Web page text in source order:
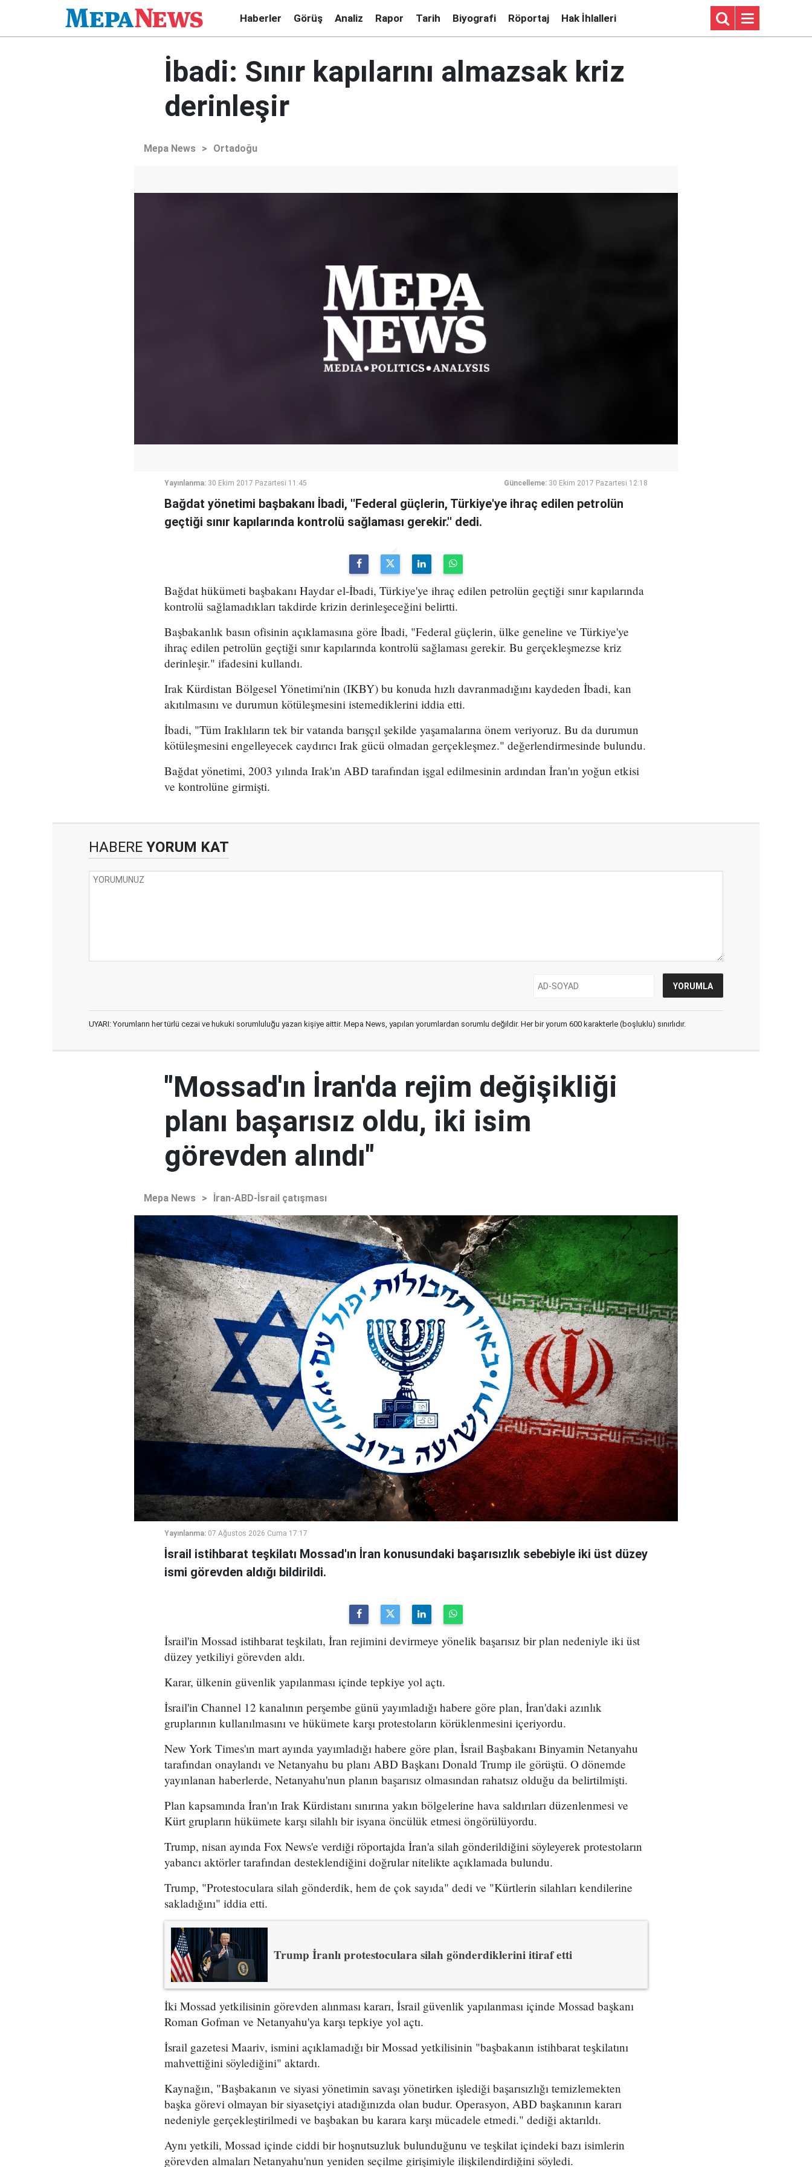
Haberler Görüş Analiz Rapor Tarih Biyografi Röportaj Hak İhlalleri
İbadi: Sınır kapılarını almazsak kriz
derinleşir
Mepa News > Ortadoğu
Yayınlanma: 30 Ekim 2017 Pazartesi 11:45 Güncelleme: 30 Ekim 2017 Pazartesi 12:18
Bağdat yönetimi başbakanı İbadi, ''Federal güçlerin, Türkiye'ye ihraç edilen petrolün
geçtiği sınır kapılarında kontrolü sağlaması gerekir.'' dedi.
Bağdat hükümeti başbakanı Haydar el-İbadi, Türkiye'ye ihraç edilen petrolün geçtiği sınır kapılarında
kontrolü sağlamadıkları takdirde krizin derinleşeceğini belirtti.
Başbakanlık basın ofisinin açıklamasına göre İbadi, "Federal güçlerin, ülke geneline ve Türkiye'ye
ihraç edilen petrolün geçtiği sınır kapılarında kontrolü sağlaması gerekir. Bu gerçekleşmezse kriz
derinleşir." ifadesini kullandı.
Irak Kürdistan Bölgesel Yönetimi'nin (IKBY) bu konuda hızlı davranmadığını kaydeden İbadi, kan
akıtılmasını ve durumun kötüleşmesini istemediklerini iddia etti.
İbadi, "Tüm Iraklıların tek bir vatanda barışçıl şekilde yaşamalarına önem veriyoruz. Bu da durumun
kötüleşmesini engelleyecek caydırıcı Irak gücü olmadan gerçekleşmez." değerlendirmesinde bulundu.
Bağdat yönetimi, 2003 yılında Irak'ın ABD tarafından işgal edilmesinin ardından İran'ın yoğun etkisi
ve kontrolüne girmişti.
HABERE YORUM KAT
UYARI: Yorumların her türlü cezai ve hukuki sorumluluğu yazan kişiye aittir. Mepa News, yapılan yorumlardan sorumlu değildir. Her bir yorum 600 karakterle (boşluklu) sınırlıdır.
"Mossad'ın İran'da rejim değişikliği
planı başarısız oldu, iki isim
görevden alındı"
Mepa News > İran-ABD-İsrail çatışması
Yayınlanma: 07 Ağustos 2026 Cuma 17:17
İsrail istihbarat teşkilatı Mossad'ın İran konusundaki başarısızlık sebebiyle iki üst düzey
ismi görevden aldığı bildirildi.
İsrail'in Mossad istihbarat teşkilatı, İran rejimini devirmeye yönelik başarısız bir plan nedeniyle iki üst
düzey yetkiliyi görevden aldı.
Karar, ülkenin güvenlik yapılanması içinde tepkiye yol açtı.
İsrail'in Channel 12 kanalının perşembe günü yayımladığı habere göre plan, İran'daki azınlık
gruplarının kullanılmasını ve hükümete karşı protestoların körüklenmesini içeriyordu.
New York Times'ın mart ayında yayımladığı habere göre plan, İsrail Başbakanı Binyamin Netanyahu
tarafından onaylandı ve Netanyahu bu planı ABD Başkanı Donald Trump ile görüştü. O dönemde
yayınlanan haberlerde, Netanyahu'nun planın başarısız olmasından rahatsız olduğu da belirtilmişti.
Plan kapsamında İran'ın Irak Kürdistanı sınırına yakın bölgelerine hava saldırıları düzenlenmesi ve
Kürt grupların hükümete karşı silahlı bir isyana öncülük etmesi öngörülüyordu.
Trump, nisan ayında Fox News'e verdiği röportajda İran'a silah gönderildiğini söyleyerek protestoların
yabancı aktörler tarafından desteklendiğini doğrular nitelikte açıklamada bulundu.
Trump, "Protestoculara silah gönderdik, hem de çok sayıda" dedi ve "Kürtlerin silahları kendilerine
sakladığını" iddia etti.
Trump İranlı protestoculara silah gönderdiklerini itiraf etti
İki Mossad yetkilisinin görevden alınması kararı, İsrail güvenlik yapılanması içinde Mossad başkanı
Roman Gofman ve Netanyahu'ya karşı tepkiye yol açtı.
İsrail gazetesi Maariv, ismini açıklamadığı bir Mossad yetkilisinin "başbakanın istihbarat teşkilatını
mahvettiğini söylediğini" aktardı.
Kaynağın, "Başbakanın ve siyasi yönetimin savaşı yönetirken işlediği başarısızlığı temizlemekten
başka görevi olmayan bir siyasetçiyi atadığınızda olan budur. Operasyon, ABD başkanının kararı
nedeniyle gerçekleştirilmedi ve başbakan bu karara karşı mücadele etmedi." dediği aktarıldı.
Aynı yetkili, Mossad içinde ciddi bir hoşnutsuzluk bulunduğunu ve teşkilat içindeki bazı isimlerin
görevden almaları Netanyahu'nun yeniden seçilme girişimiyle ilişkilendirdiğini söyledi.